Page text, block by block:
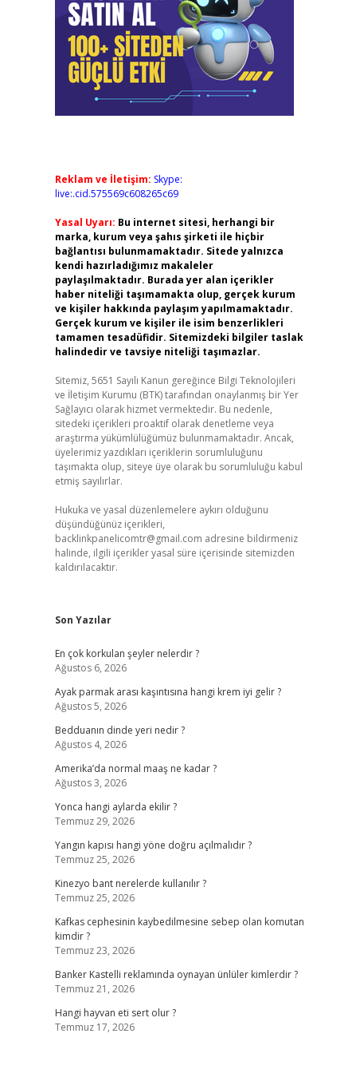
Reklam ve İletişim: Skype:
live:.cid.575569c608265c69
Yasal Uyarı: Bu internet sitesi, herhangi bir
marka, kurum veya şahıs şirketi ile hiçbir
bağlantısı bulunmamaktadır. Sitede yalnızca
kendi hazırladığımız makaleler
paylaşılmaktadır. Burada yer alan içerikler
haber niteliği taşımamakta olup, gerçek kurum
ve kişiler hakkında paylaşım yapılmamaktadır.
Gerçek kurum ve kişiler ile isim benzerlikleri
tamamen tesadüfidir. Sitemizdeki bilgiler taslak
halindedir ve tavsiye niteliği taşımazlar.
Sitemiz, 5651 Sayılı Kanun gereğince Bilgi Teknolojileri
ve İletişim Kurumu (BTK) tarafından onaylanmış bir Yer
Sağlayıcı olarak hizmet vermektedir. Bu nedenle,
sitedeki içerikleri proaktif olarak denetleme veya
araştırma yükümlülüğümüz bulunmamaktadır. Ancak,
üyelerimiz yazdıkları içeriklerin sorumluluğunu
taşımakta olup, siteye üye olarak bu sorumluluğu kabul
etmiş sayılırlar.
Hukuka ve yasal düzenlemelere aykırı olduğunu
düşündüğünüz içerikleri,
backlinkpanelicomtr@gmail.com adresine bildirmeniz
halinde, ilgili içerikler yasal süre içerisinde sitemizden
kaldırılacaktır.
Son Yazılar
En çok korkulan şeyler nelerdir ?
Ağustos 6, 2026
Ayak parmak arası kaşıntısına hangi krem iyi gelir ?
Ağustos 5, 2026
Bedduanın dinde yeri nedir ?
Ağustos 4, 2026
Amerika’da normal maaş ne kadar ?
Ağustos 3, 2026
Yonca hangi aylarda ekilir ?
Temmuz 29, 2026
Yangın kapısı hangi yöne doğru açılmalıdır ?
Temmuz 25, 2026
Kinezyo bant nerelerde kullanılır ?
Temmuz 25, 2026
Kafkas cephesinin kaybedilmesine sebep olan komutan
kimdir ?
Temmuz 23, 2026
Banker Kastelli reklamında oynayan ünlüler kimlerdir ?
Temmuz 21, 2026
Hangi hayvan eti sert olur ?
Temmuz 17, 2026